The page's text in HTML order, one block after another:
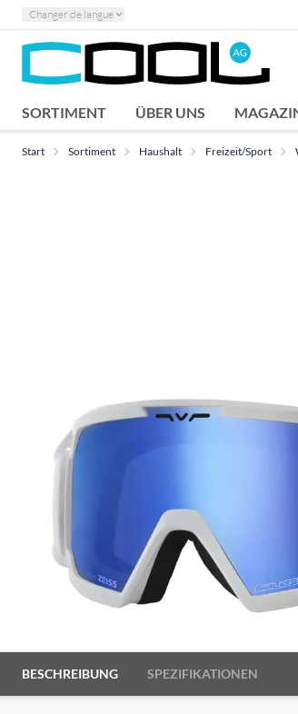
Changer de langue
SORTIMENT ÜBER UNS
Start Sortiment Haushalt Freizeit/Sport
BESCHREIBUNG SPEZIFIKATIONEN